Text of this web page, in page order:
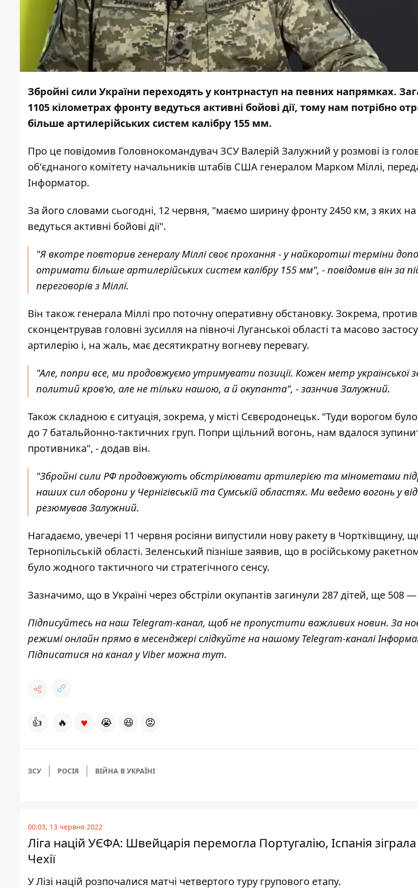
Збройні сили України переходять у контрнаступ на певних напрямках.
1105 кілометрах фронту ведуться активні бойові дії, тому нам потрібно
більше артилерійських систем калібру 155 мм.
Про це повідомив Головнокомандувач ЗСУ Валерій Залужний у розмові із
об'єднаного комітету начальників штабів США генералом Марком Міллі,
Інформатор.
За його словами сьогодні, 12 червня, "маємо ширину фронту 2450 км, з яких
ведуться активні бойові дії".
"Я вкотре повторив генералу Міллі своє прохання - у найкоротші терміни
отримати більше артилерійських систем калібру 155 мм", - повідомив він за
переговорів з Міллі.
Він також генерала Міллі про поточну оперативну обстановку. Зокрема,
сконцентрував головні зусилля на півночі Луганської області та масово
артилерію і, на жаль, має десятикратну вогневу перевагу.
"Але, попри все, ми продовжуємо утримувати позиції. Кожен метр української
политий кров‘ю, але не тільки нашою, а й окупанта", - зазнчив Залужний.
Також складною є ситуація, зокрема, у місті Сєвєродонецьк. "Туди ворогом
до 7 батальйонно-тактичних груп. Попри щільний вогонь, нам вдалося
противника", - додав він.
"Збройні сили РФ продовжують обстрілювати артилерією та мінометами
наших сил оборони у Чернігівській та Сумській областях. Ми ведемо вогонь у
резюмував Залужний.
Нагадаємо, увечері 11 червня росіяни випустили нову ракету в Чортківщину,
Тернопільській області. Зеленський пізніше заявив, що в російському
було жодного тактичного чи стратегічного сенсу.
Зазначимо, що в Україні через обстріли окупантів загинули 287 дітей, ще 508
Підписуйтесь на наш Telegram-канал, щоб не пропустити важливих новин. За
режимі онлайн прямо в месенджері слідкуйте на нашому Telegram-каналі
Підписатися на канал у Viber можнатут.
👍 🔥 ♥ 😭 😆 😡
ЗСУ РОСІЯ ВІЙНА В УКРАЇНІ
00:03, 13 червня 2022
Ліга націй УЄФА: Швейцарія перемогла Португалію, Іспанія зіграла
Чехії
У Лізі націй розпочалися матчі четвертого туру групового етапу.